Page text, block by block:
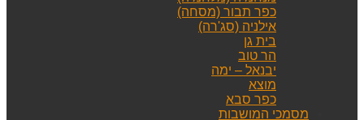
כפר תבור (מסחה)
אילניה (סג'רה)
בית גן
הר טוב
יבנאל – ימה
מוצא
כפר סבא
מסמכי המושבות